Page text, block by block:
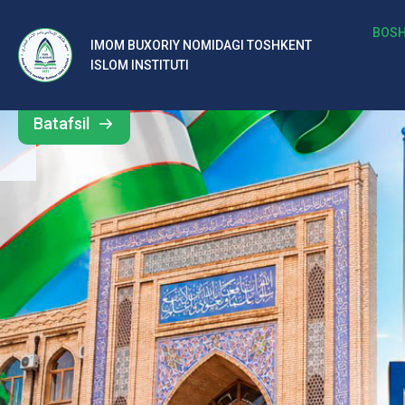
IMOM BUXORIY NOMIDAGI TOSHKENT
ISLOM INSTITUTI
b
al
ar
o‘
rt
a
si
d
Barcha
yangiliklar
Batafsil